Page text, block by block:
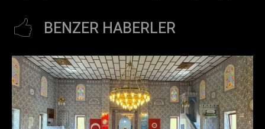
BENZER HABERLER